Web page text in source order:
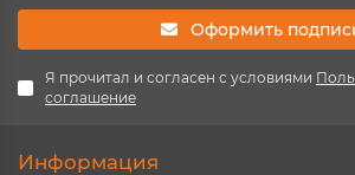
Оформить
Я прочитал и согласен с условиями
соглашение
Информация